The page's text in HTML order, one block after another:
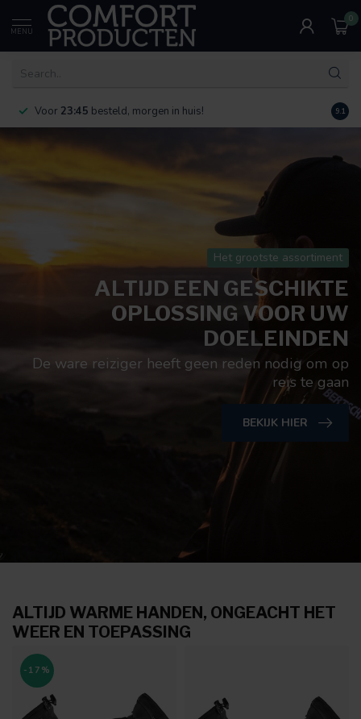
MENU
0
Voor 23:45 besteld, morgen in huis! 9.1
Het grootste assortiment
ALTIJD EEN GESCHIKTE
OPLOSSING VOOR UW
DOELEINDEN
De ware reiziger heeft geen reden nodig om op
reis te gaan
BEKIJK HIER
ALTIJD WARME HANDEN, ONGEACHT HET
WEER EN TOEPASSING
-17%